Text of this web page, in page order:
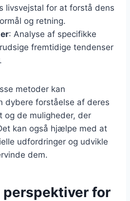
livsvejstal for at forstå dens
og retning.
: Analyse af specifikke
fremtidige tendenser
metoder kan
dybere forståelse af deres
og de muligheder, der
kan også hjælpe med at
udfordringer og udvikle
dem.
for